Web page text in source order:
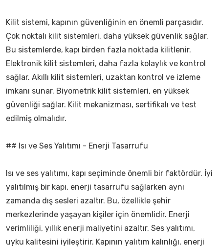
Kilit sistemi, kapının güvenliğinin en önemli parçasıdır.
Çok noktalı kilit sistemleri, daha yüksek güvenlik sağlar.
Bu sistemlerde, kapı birden fazla noktada kilitlenir.
Elektronik kilit sistemleri, daha fazla kolaylık ve kontrol
sağlar. Akıllı kilit sistemleri, uzaktan kontrol ve izleme
imkanı sunar. Biyometrik kilit sistemleri, en yüksek
güvenliği sağlar. Kilit mekanizması, sertifikalı ve test
edilmiş olmalıdır.
## Isı ve Ses Yalıtımı - Enerji Tasarrufu
Isı ve ses yalıtımı, kapı seçiminde önemli bir faktördür. İyi
yalıtılmış bir kapı, enerji tasarrufu sağlarken aynı
zamanda dış sesleri azaltır. Bu, özellikle şehir
merkezlerinde yaşayan kişiler için önemlidir. Enerji
verimliliği, yıllık enerji maliyetini azaltır. Ses yalıtımı,
uyku kalitesini iyileştirir. Kapının yalıtım kalınlığı, enerji